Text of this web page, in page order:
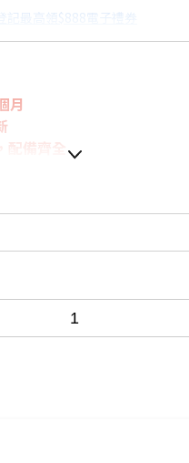
記最高領$888電子禮券
Possible聯名卡滿額最高回饋
月
配備齊全
1580 八核心處理器
檢測、整修，除部份可能外